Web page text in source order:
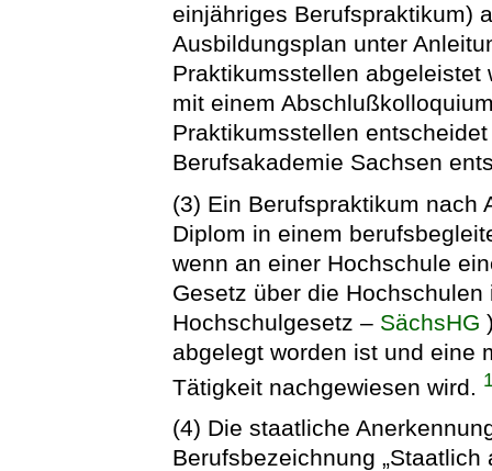
einjähriges Berufspraktikum)
Ausbildungsplan unter
Praktikumsstellen
mit einem
Praktikumsstellen
Berufsakademie Sachsen
(3) Ein Berufspraktikum nach
Diplom in einem
wenn an einer Hochschule
Gesetz über die
Hochschulgesetz – SächsHG
abgelegt worden ist und eine
Tätigkeit nachgewiesen wird.
(4) Die staatliche
Berufsbezeichnung „Staatlich